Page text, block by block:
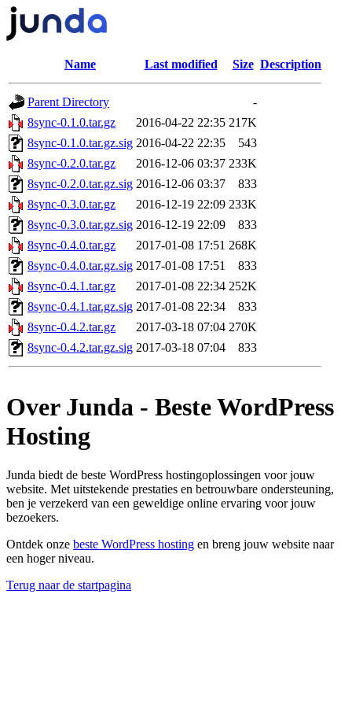
Name Last modified Size Description
Parent Directory
-
8sync-0.1.0.tar.gz
2016-04-22 22:35 217K
8sync-0.1.0.tar.gz.sig 2016-04-22 22:35
543
8sync-0.2.0.tar.gz
2016-12-06 03:37 233K
8sync-0.2.0.tar.gz.sig 2016-12-06 03:37
833
8sync-0.3.0.tar.gz
2016-12-19 22:09 233K
8sync-0.3.0.tar.gz.sig 2016-12-19 22:09
833
8sync-0.4.0.tar.gz
2017-01-08 17:51 268K
8sync-0.4.0.tar.gz.sig 2017-01-08 17:51
833
8sync-0.4.1.tar.gz
2017-01-08 22:34 252K
8sync-0.4.1.tar.gz.sig 2017-01-08 22:34
833
8sync-0.4.2.tar.gz
2017-03-18 07:04 270K
8sync-0.4.2.tar.gz.sig 2017-03-18 07:04 833
Over Junda - Beste WordPress
Hosting
Junda biedt de beste WordPress hostingoplossingen voor jouw
website. Met uitstekende prestaties en betrouwbare ondersteuning,
ben je verzekerd van een geweldige online ervaring voor jouw
bezoekers.
Ontdek onze beste WordPress hosting en breng jouw website naar
een hoger niveau.
Terug naar de startpagina